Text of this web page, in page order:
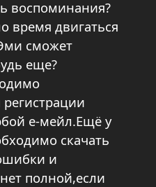
воспоминания?
двигаться
сможет
еще?
регистрации
е-мейл.Ещё у
скачать
и
полной,если